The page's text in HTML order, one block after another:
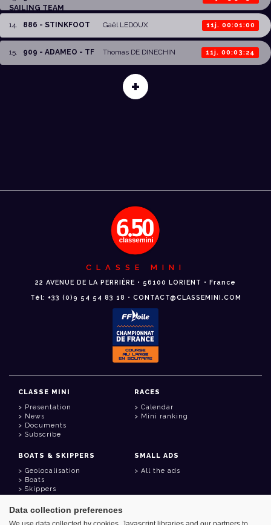
SAILING TEAM
14. 886 - STINKFOOT Gaël LEDOUX 11j. 00:01:00
15. 909 - ADAMEO - TF Thomas DE DINECHIN 11j. 00:03:24
+
CLASSE MINI
22 AVENUE DE LA PERRIÈRE • 56100 LORIENT • France
Tél: +33 (0)9 54 54 83 18 • CONTACT@CLASSEMINI.COM
CLASSE MINI
Presentation
News
Documents
Subscribe
RACES
Calendar
Mini ranking
BOATS & SKIPPERS
Geolocalisation
Boats
Skippers
SMALL ADS
All the ads
USEFUL LINKS
Data collection preferences